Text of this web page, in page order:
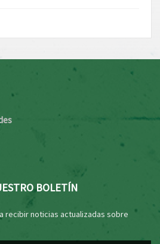
BOLETÍN
recibir noticias actualizadas sobre